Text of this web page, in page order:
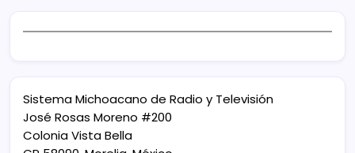
Sistema Michoacano de Radio y Televisión
José Rosas Moreno #200
Colonia Vista Bella